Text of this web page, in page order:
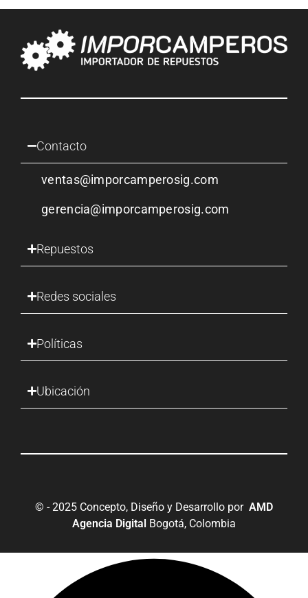
Contacto
ventas@imporcamperosig.com
gerencia@imporcamperosig.com
Repuestos
Redes sociales
Políticas
Ubicación
© - 2025 Concepto, Diseño y Desarrollo por AMD
Agencia Digital Bogotá, Colombia